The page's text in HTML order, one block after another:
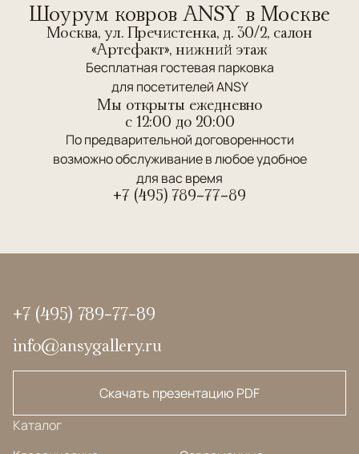
Шоурум ковров ANSY в Москве
Москва, ул. Пречистенка, д. 30/2, салон
«Артефакт», нижний этаж
Бесплатная гостевая парковка
для посетителей ANSY
Мы открыты ежедневно
c 12:00 до 20:00
По предварительной договоренности
возможно обслуживание в любое удобное
для вас время
+7 (495) 789-77-89
+7 (495) 789-77-89
info@ansygallery.ru
Скачать презентацию PDF
Каталог